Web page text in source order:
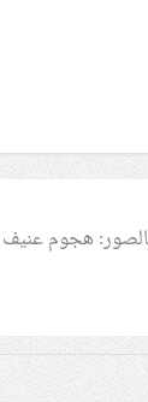
هجوم عنيف